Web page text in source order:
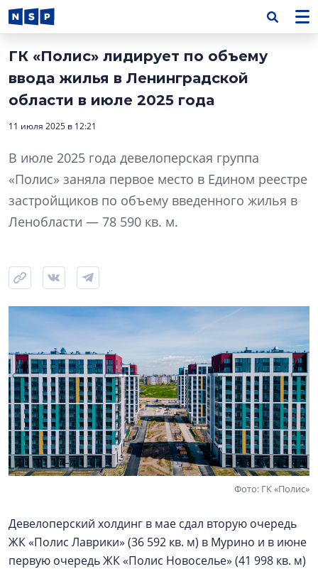
ГК «Полис» лидирует по объему
ввода жилья в Ленинградской
области в июле 2025 года
11 июля 2025 в 12:21
В июле 2025 года девелоперская группа
«Полис» заняла первое место в Едином реестре
застройщиков по объему введенного жилья в
Ленобласти — 78 590 кв. м.
Фото: ГК «Полис»
Девелоперский холдинг в мае сдал вторую очередь
ЖК «Полис Лаврики» (36 592 кв. м) в Мурино и в июне
первую очередь ЖК «Полис Новоселье» (41 998 кв. м)